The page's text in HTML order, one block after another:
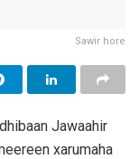
Sawir hore
Jawaahir
xarumaha